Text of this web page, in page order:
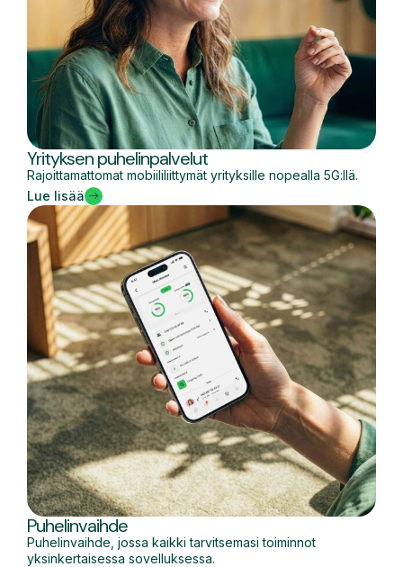
Yrityksen puhelinpalvelut
Rajoittamattomat mobiililiittymät yrityksille nopealla 5G:llä.
Lue lisää
Puhelinvaihde
Puhelinvaihde, jossa kaikki tarvitsemasi toiminnot
yksinkertaisessa sovelluksessa.